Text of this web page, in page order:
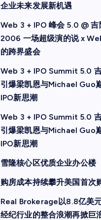
企业未来发展新机遇
Web 3 + IPO 峰会 5.0 @
2006 一场超级演的说 x
的跨界盛会
Web 3 + IPO Summit 5.0
引爆梁凯恩与Michael Guo
IPO新思潮
Web 3 + IPO Summit 5.0
引爆梁凯恩与Michael Guo
IPO新思潮
雪隆核心区优质企业办公楼
购房成本持续攀升美国首次
Real Brokerage以8.8亿美
经纪行业的整合浪潮再掀巨